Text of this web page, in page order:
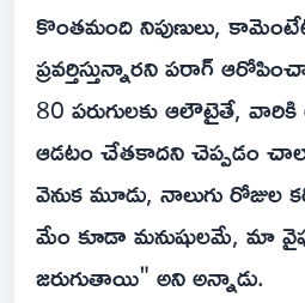
కొంతమంది నిపుణులు,
ప్రవర్తిస్తున్నారని పరాగ్
80 పరుగులకు ఆలౌటైతే,
ఆడటం చేతకాదని చెప్పడం
వెనుక మూడు, నాలుగు రోజుల
మేం కూడా మనుషులమే, మా
జరుగుతాయి" అని అన్నాడు.